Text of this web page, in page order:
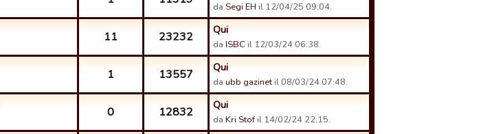
da Segi EH il 12/04/25 09:04.
11 23232 Qui
da ISBC il 12/03/24 06:38.
1 13557 Qui
da ubb gazinetil 08/03/24 07:48.
0 12832 Qui
da Kri Stof il 14/02/24 22:15.